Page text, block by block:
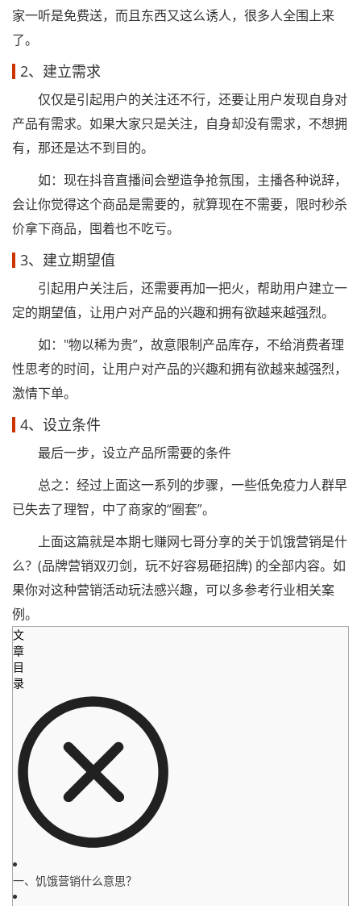
家一听是免费送，而且东西又这么诱人，很多人全围上来
了。
2、建立需求
仅仅是引起用户的关注还不行，还要让用户发现自身对
产品有需求。如果大家只是关注，自身却没有需求，不想拥
有，那还是达不到目的。
如：现在抖音直播间会塑造争抢氛围，主播各种说辞，
会让你觉得这个商品是需要的，就算现在不需要，限时秒杀
价拿下商品，囤着也不吃亏。
3、建立期望值
引起用户关注后，还需要再加一把火，帮助用户建立一
定的期望值，让用户对产品的兴趣和拥有欲越来越强烈。
如："物以稀为贵”，故意限制产品库存，不给消费者理
性思考的时间，让用户对产品的兴趣和拥有欲越来越强烈，
激情下单。
4、设立条件
最后一步，设立产品所需要的条件
总之：经过上面这一系列的步骤，一些低免疫力人群早
已失去了理智，中了商家的“圈套”。
上面这篇就是本期七赚网七哥分享的关于饥饿营销是什
么？(品牌营销双刃剑，玩不好容易砸招牌) 的全部内容。如
果你对这种营销活动玩法感兴趣，可以多参考行业相关案
例。
文
章
目
录
一、饥饿营销什么意思？